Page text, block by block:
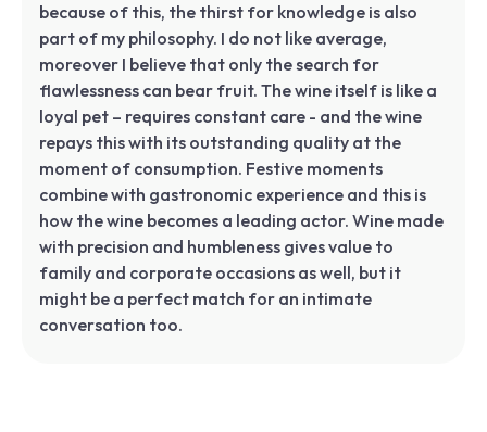
because of this, the thirst for knowledge is also
part of my philosophy. I do not like average,
moreover I believe that only the search for
flawlessness can bear fruit. The wine itself is like a
loyal pet – requires constant care - and the wine
repays this with its outstanding quality at the
moment of consumption. Festive moments
combine with gastronomic experience and this is
how the wine becomes a leading actor. Wine made
with precision and humbleness gives value to
family and corporate occasions as well, but it
might be a perfect match for an intimate
conversation too.